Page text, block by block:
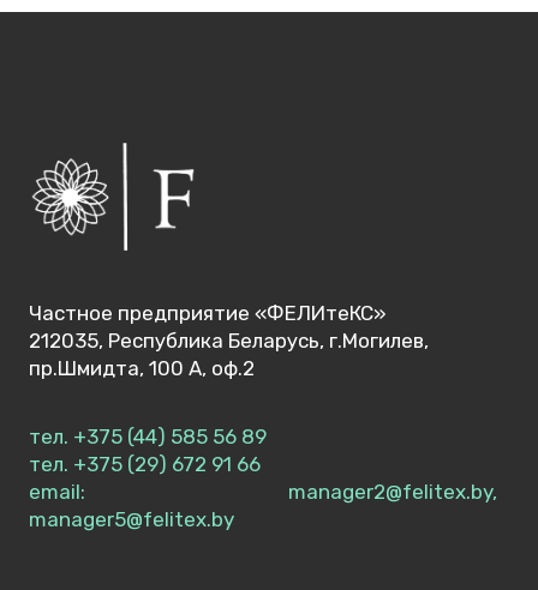
Частное предприятие «ФЕЛИтеКС»
212035, Республика Беларусь, г.Могилев,
пр.Шмидта, 100 А, оф.2
тел. +375 (44) 585 56 89
тел. +375 (29) 672 91 66
email: manager2@felitex.by,
manager5@felitex.by